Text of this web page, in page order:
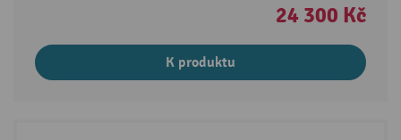
24 300 Kč
K produktu